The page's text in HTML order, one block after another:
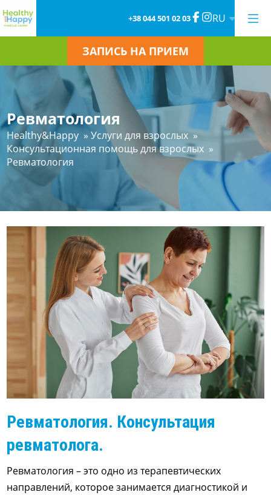
+38 044 501 02 03 RU
ЗАПИСЬ НА ПРИЕМ
Ревматология
Healthy&Happy »Услуги для взрослых »
Консультационная помощь для взрослых »
Ревматология
Ревматология. Консультация
ревматолога.
Ревматология – это одно из терапевтических
направлений, которое занимается диагностикой и